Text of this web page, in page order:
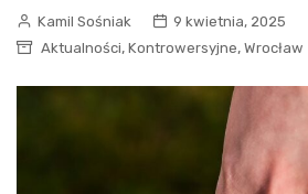
Kamil Sośniak
9 kwietnia, 2025
Aktualności, Kontrowersyjne, Wrocław